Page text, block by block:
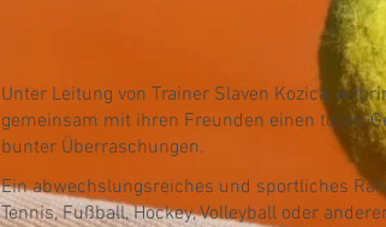
Unter Leitung von Trainer Slaven Kozica
gemeinsam mit ihren Freunden einen tollen
bunter Überraschungen.
Ein abwechslungsreiches und sportliches
Tennis, Fußball, Hockey, Volleyball oder